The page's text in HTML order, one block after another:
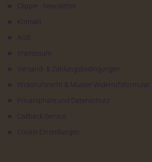
Clipper - Newsletter
Kontakt
AGB
Impressum
Versand- & Zahlungsbedingungen
Widerrufsrecht & Muster-Widerrufsformular
Privatsphäre und Datenschutz
Callback Service
Cookie Einstellungen